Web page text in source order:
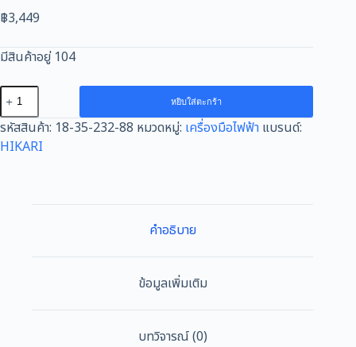
฿3,449
มีสินค้าอยู่ 104
จำนวน
เครื่อง
เร้า
เตอร์
หยิบใส่ตะกร้า
รหัสสินค้า: 18-35-232-88 หมวดหมู่: เครื่องมือไฟฟ้า แบรนด์:
HIKARI
คำอธิบาย
ข้อมูลเพิ่มเติม
บทวิจารณ์ (0)